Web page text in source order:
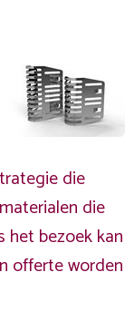
die
die
het bezoek kan
offerte worden